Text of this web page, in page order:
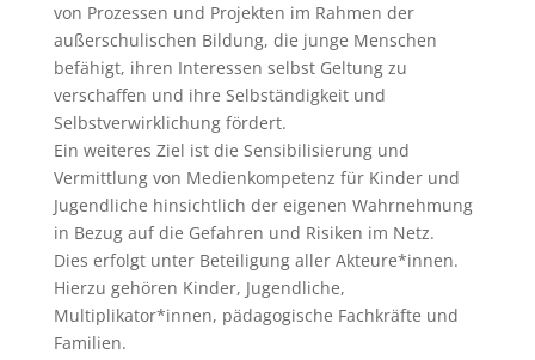
von Prozessen und Projekten im Rahmen der
außerschulischen Bildung, die junge Menschen
befähigt, ihren Interessen selbst Geltung zu
verschaffen und ihre Selbständigkeit und
Selbstverwirklichung fördert.
Ein weiteres Ziel ist die Sensibilisierung und
Vermittlung von Medienkompetenz für Kinder und
Jugendliche hinsichtlich der eigenen Wahrnehmung
in Bezug auf die Gefahren und Risiken im Netz.
Dies erfolgt unter Beteiligung aller Akteure*innen.
Hierzu gehören Kinder, Jugendliche,
Multiplikator*innen, pädagogische Fachkräfte und
Familien.